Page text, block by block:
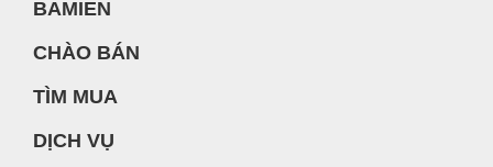
BAMIEN
CHÀO BÁN
TÌM MUA
DỊCH VỤ